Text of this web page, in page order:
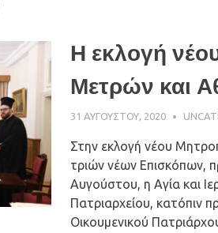
Η εκλογή
Μετρών και
31 ΑΥΓΟΎΣΤΟΥ, 2020 ΠΑΤΉΡ
Στην εκλογή νέου
τριών νέων Επισκόπων,
Αυγούστου, η Αγία και
Πατριαρχείου, κατόπιν
Οικουμενικού